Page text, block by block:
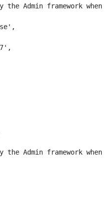
the Admin framework when
the Admin framework when